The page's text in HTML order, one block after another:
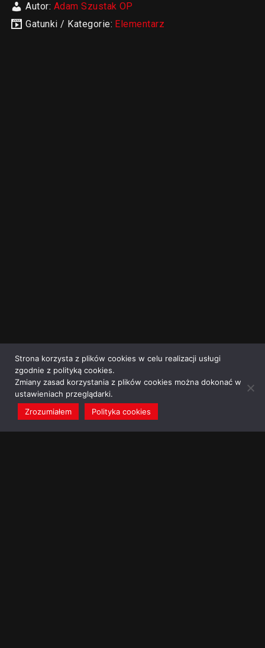
Autor: Adam Szustak OP
Gatunki / Kategorie: Elementarz
Strona korzysta z plików cookies w celu realizacji usługi
zgodnie z polityką cookies.
Zmiany zasad korzystania z plików cookies można dokonać w
ustawieniach przeglądarki.
Zrozumiałem
Polityka cookies